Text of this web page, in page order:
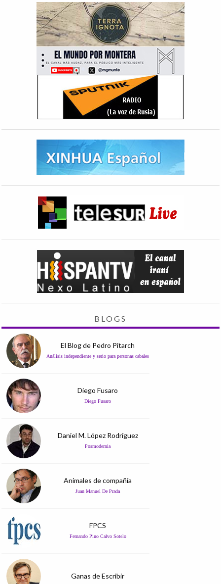
BLOGS
El Blog de Pedro Pitarch
Análisis independiente y serio para personas cabales
Diego Fusaro
Diego Fusaro
Daniel M. López Rodríguez
Posmodernia
Animales de compañía
Juan Manuel De Prada
FPCS
Fernando Pino Calvo Sotelo
Ganas de Escribir